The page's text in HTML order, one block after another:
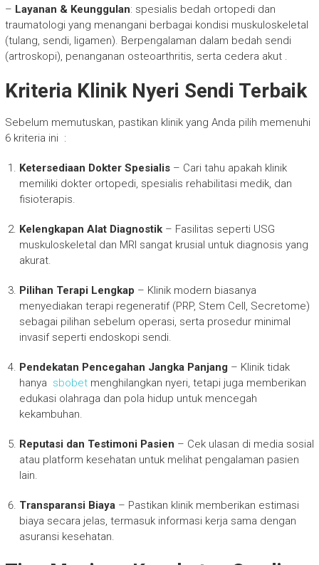
– Layanan & Keunggulan: spesialis bedah ortopedi dan
traumatologi yang menangani berbagai kondisi muskuloskeletal
(tulang, sendi, ligamen). Berpengalaman dalam bedah sendi
(artroskopi), penanganan osteoarthritis, serta cedera akut .
Kriteria Klinik Nyeri Sendi Terbaik
Sebelum memutuskan, pastikan klinik yang Anda pilih memenuhi
6 kriteria ini :
Ketersediaan Dokter Spesialis– Cari tahu apakah klinik
memiliki dokter ortopedi, spesialis rehabilitasi medik, dan
fisioterapis.
Kelengkapan Alat Diagnostik– Fasilitas seperti USG
muskuloskeletal dan MRI sangat krusial untuk diagnosis yang
akurat.
Pilihan Terapi Lengkap – Klinik modern biasanya
menyediakan terapi regeneratif (PRP, Stem Cell, Secretome)
sebagai pilihan sebelum operasi, serta prosedur minimal
invasif seperti endoskopi sendi.
Pendekatan Pencegahan Jangka Panjang – Klinik tidak
hanya sbobetmenghilangkan nyeri, tetapi juga memberikan
edukasi olahraga dan pola hidup untuk mencegah
kekambuhan.
Reputasi dan Testimoni Pasien – Cek ulasan di media sosial
atau platform kesehatan untuk melihat pengalaman pasien
lain.
Transparansi Biaya– Pastikan klinik memberikan estimasi
biaya secara jelas, termasuk informasi kerja sama dengan
asuransi kesehatan.